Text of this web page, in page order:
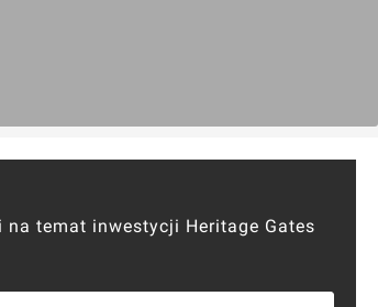
temat inwestycji Heritage Gates